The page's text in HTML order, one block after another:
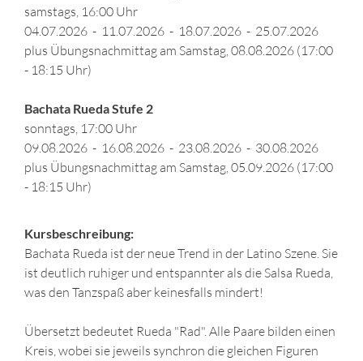
samstags, 16:00 Uhr
04.07.2026 - 11.07.2026 - 18.07.2026 - 25.07.2026
plus Übungsnachmittag am Samstag, 08.08.2026 (17:00
- 18:15 Uhr)
Bachata Rueda Stufe 2
sonntags, 17:00 Uhr
09.08.2026 - 16.08.2026 - 23.08.2026 - 30.08.2026
plus Übungsnachmittag am Samstag, 05.09.2026 (17:00
- 18:15 Uhr)
Kursbeschreibung:
Bachata Rueda ist der neue Trend in der Latino Szene. Sie
ist deutlich ruhiger und entspannter als die Salsa Rueda,
was den Tanzspaß aber keinesfalls mindert!
Übersetzt bedeutet Rueda "Rad". Alle Paare bilden einen
Kreis, wobei sie jeweils synchron die gleichen Figuren